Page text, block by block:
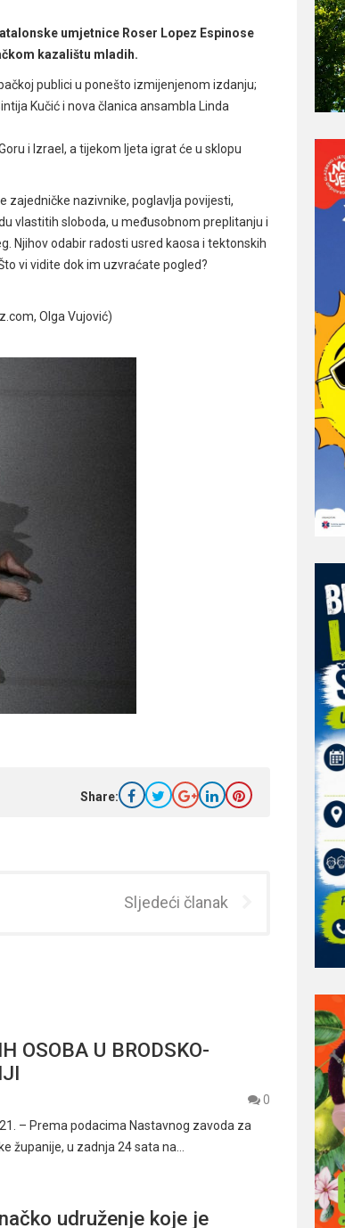
umjetnice Roser Lopez Espinose
kazalištu mladih.
publici u ponešto izmijenjenom izdanju;
Kučić i nova članica ansambla Linda
i Izrael, a tijekom ljeta igrat će u sklopu
zajedničke nazivnike, poglavlja povijesti,
vlastitih sloboda, u međusobnom preplitanju i
Njihov odabir radosti usred kaosa i tektonskih
vi vidite dok im uzvraćate pogled?
Olga Vujović)
Share:
Sljedeći članak
OSOBA U BRODSKO-
0
– Prema podacima Nastavnog zavoda za
županije, u zadnja 24 sata na…
udruženje koje je